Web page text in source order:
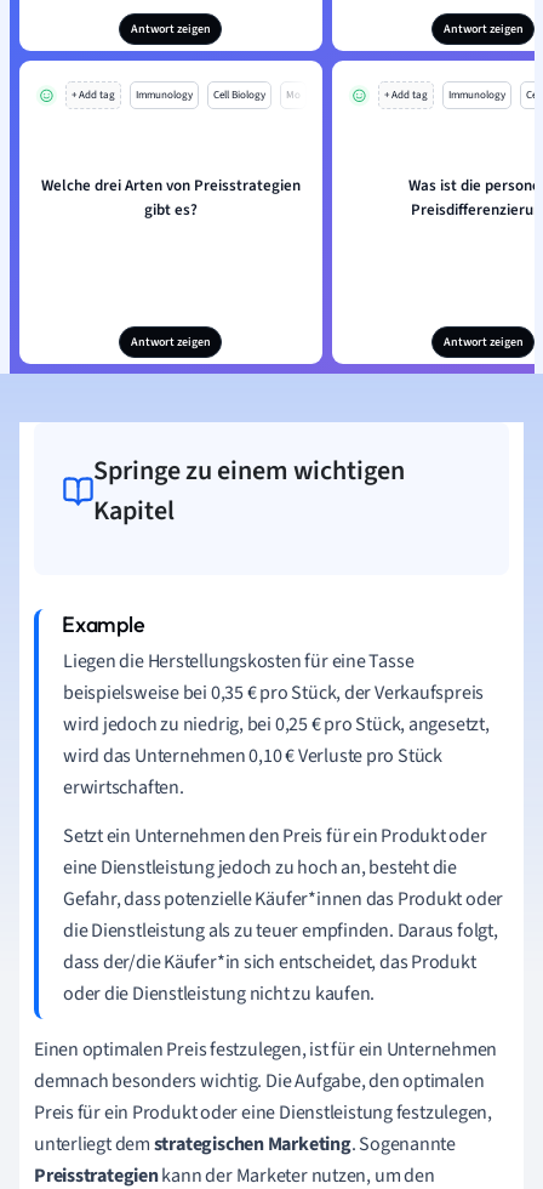
Antwort zeigen Antwort zeigen
+ Add tag Immunology Cell Biology Mo
Welche drei Arten von Preisstrategien
gibt es?
Antwort zeigen
+ Add tag Immunology
Was ist die
Antwort zeigen
Springe zu einem wichtigen
Kapitel
Liegen die Herstellungskosten für eine Tasse
beispielsweise bei 0,35 € pro Stück, der Verkaufspreis
wird jedoch zu niedrig, bei 0,25 € pro Stück, angesetzt,
wird das Unternehmen 0,10 € Verluste pro Stück
erwirtschaften.
Setzt ein Unternehmen den Preis für ein Produkt oder
eine Dienstleistung jedoch zu hoch an, besteht die
Gefahr, dass potenzielle Käufer*innen das Produkt oder
die Dienstleistung als zu teuer empfinden. Daraus folgt,
dass der/die Käufer*in sich entscheidet, das Produkt
oder die Dienstleistung nicht zu kaufen.
Einen optimalen Preis festzulegen, ist für ein Unternehmen
demnach besonders wichtig. Die Aufgabe, den optimalen
Preis für ein Produkt oder eine Dienstleistung festzulegen,
unterliegt demstrategischen Marketing. Sogenannte
Preisstrategienkann der Marketer nutzen, um den